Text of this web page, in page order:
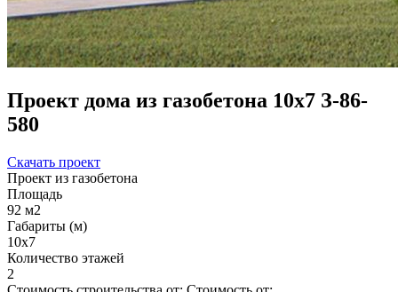
Проект дома из газобетона 10х7 З-86-
580
Скачать проект
Проект из газобетона
Площадь
92 м2
Габариты (м)
10х7
Количество этажей
2